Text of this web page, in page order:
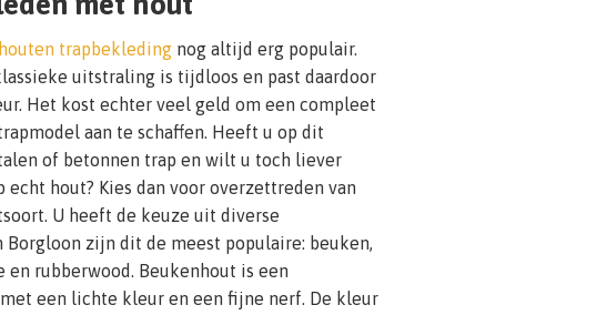
houten trapbekledingnog altijd erg populair.
uitstraling is tijdloos en past daardoor
Het kost echter veel geld om een compleet
aan te schaffen. Heeft u op dit
of betonnen trap en wilt u toch liever
echt hout? Kies dan voor overzettreden van
U heeft de keuze uit diverse
Borgloon zijn dit de meest populaire: beuken,
en rubberwood. Beukenhout is een
een lichte kleur en een fijne nerf. De kleur